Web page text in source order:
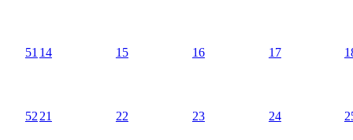
51 14 15 16 17
52 21 22 23 24